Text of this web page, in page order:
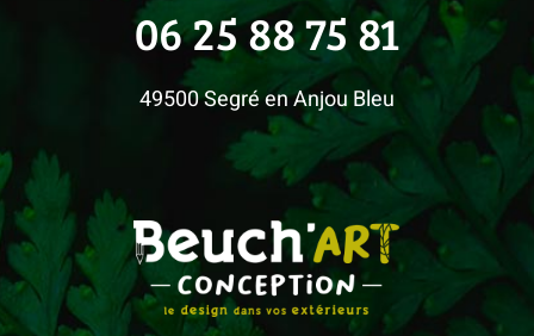
06 25 88 75 81
49500 Segré en Anjou Bleu